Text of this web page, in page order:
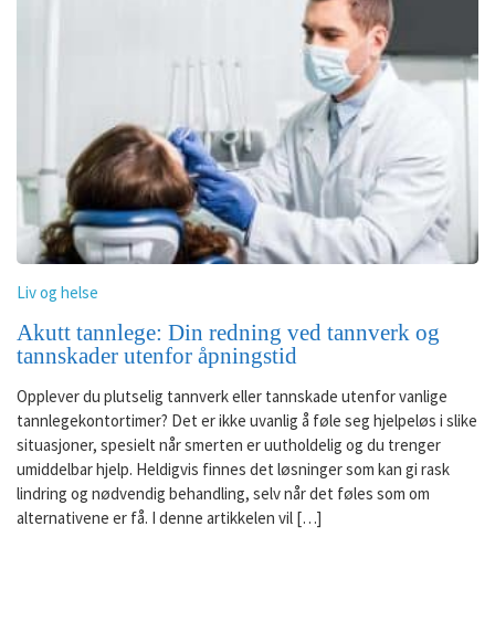
Liv og helse
Akutt tannlege: Din redning ved tannverk og
tannskader utenfor åpningstid
Opplever du plutselig tannverk eller tannskade utenfor vanlige
tannlegekontortimer? Det er ikke uvanlig å føle seg hjelpeløs i slike
situasjoner, spesielt når smerten er uutholdelig og du trenger
umiddelbar hjelp. Heldigvis finnes det løsninger som kan gi rask
lindring og nødvendig behandling, selv når det føles som om
alternativene er få. I denne artikkelen vil […]